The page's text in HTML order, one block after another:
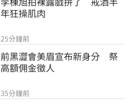
年狂操肌肉
25分鐘前
前黑澀會美眉宣布新身分　祭
高額佣金徵人
35分鐘前